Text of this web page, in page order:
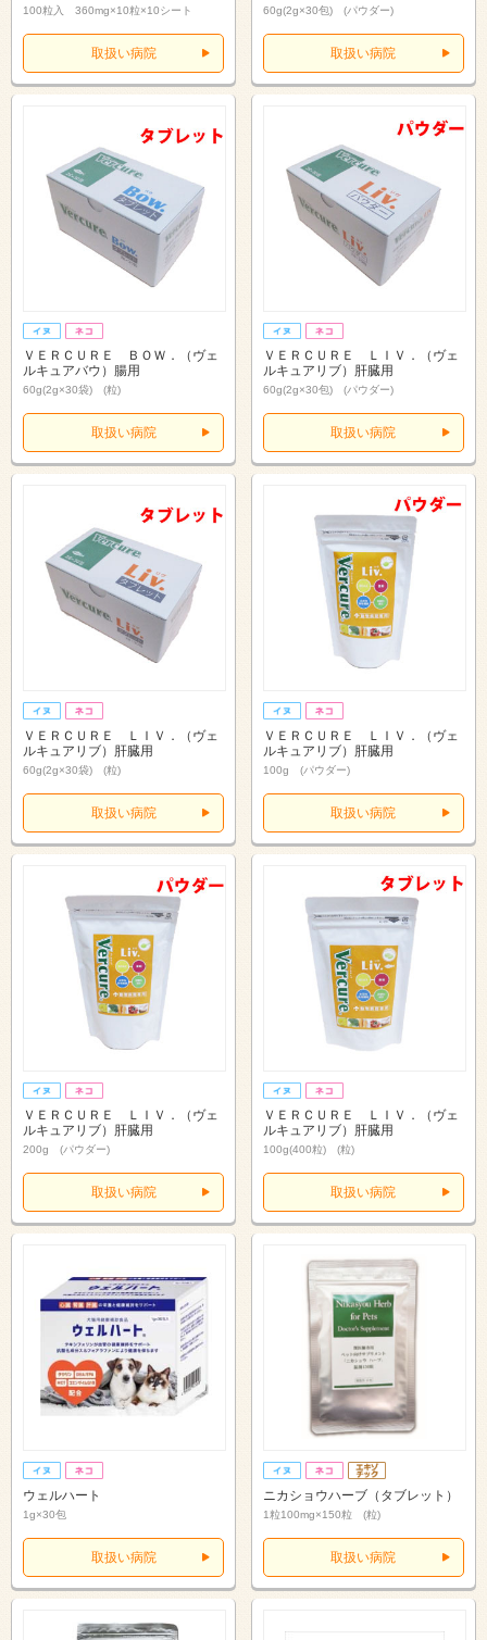
100粒入 360mg×10粒×10シート
取扱い病院
60g(2g×30包) (パウダー)
取扱い病院
ＶＥＲＣＵＲＥ ＢＯＷ．（ヴェ
ルキュアバウ）腸用
60g(2g×30袋) (粒)
取扱い病院
ＶＥＲＣＵＲＥ ＬＩＶ．（ヴェ
ルキュアリブ）肝臓用
60g(2g×30包) (パウダー)
取扱い病院
ＶＥＲＣＵＲＥ ＬＩＶ．（ヴェ
ルキュアリブ）肝臓用
60g(2g×30袋) (粒)
取扱い病院
ＶＥＲＣＵＲＥ ＬＩＶ．（ヴェ
ルキュアリブ）肝臓用
100g (パウダー)
取扱い病院
ＶＥＲＣＵＲＥ ＬＩＶ．（ヴェ
ルキュアリブ）肝臓用
200g (パウダー)
取扱い病院
ＶＥＲＣＵＲＥ ＬＩＶ．（ヴェ
ルキュアリブ）肝臓用
100g(400粒) (粒)
取扱い病院
ウェルハート
1g×30包
取扱い病院
ニカショウハーブ（タブレット）
1粒100mg×150粒 (粒)
取扱い病院